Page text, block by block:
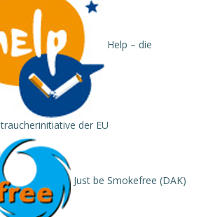
Help – die
der EU
Just be Smokefree (DAK)